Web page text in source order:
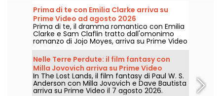
Prima di te con Emilia Clarke arriva su
Prime Video ad agosto 2026
Prima di te, il dramma romantico con Emilia
Clarke e Sam Claflin tratto dall'omonimo
romanzo di Jojo Moyes, arriva su Prime Video
il 1° agosto 2026.
Nelle Terre Perdute: il film fantasy con
Milla Jovovich arriva su Prime Video
In The Lost Lands, il film fantasy di Paul W. S.
Anderson con Milla Jovovich e Dave Bautista
arriva su Prime Video il 7 agosto 2026.